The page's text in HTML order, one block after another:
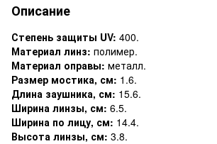
Описание
Степень защиты UV: 400.
Материал линз: полимер.
Материал оправы: металл.
Размер мостика, см: 1.6.
Длина заушника, см: 15.6.
Ширина линзы, см: 6.5.
Ширина по лицу, см: 14.4.
Высота линзы, см: 3.8.